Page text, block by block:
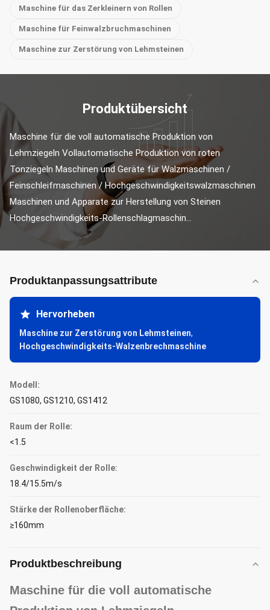
Maschine für das Zerkleinern von Rollen
Maschine für Feinwalzbruchmaschinen
Maschine zur Zerstörung von Lehmsteinen
Produktübersicht
Maschine für die voll automatische Produktion von
Lehmziegeln Vollautomatische Produktion von roten
Tonziegeln Maschinen und Geräte für Walzmaschinen /
Feinschleifmaschinen / Hochgeschwindigkeitswalzmaschinen
Maschinen und Apparate zur Herstellung von Steinen
Hochgeschwindigkeits-Rollenschlagmaschin...
Produktanpassungsattribute
Hervorheben
Maschine zur Zerstörung von Lehmsteinen,
Hochgeschwindigkeits-Walzenbrechmaschine
Modell:
GS1080, GS1210, GS1412
Raum der Rolle:
<1.5
Geschwindigkeit der Rolle:
18.4/15.5m/s
Stärke der Rollenoberfläche:
≥160mm
Produktbeschreibung
Maschine für die voll automatische